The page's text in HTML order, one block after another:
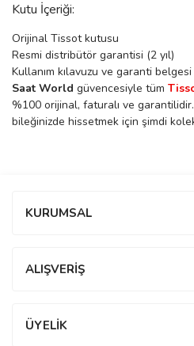
Kutu İçeriği:
Orijinal Tissot kutusu
Resmi distribütör garantisi (2 yıl)
Kullanım kılavuzu ve garanti belgesi
Saat World güvencesiyle tüm
%100 orijinal, faturalı ve garantilidir.
bileğinizde hissetmek için şimdi
KURUMSAL
ALIŞVERİŞ
ÜYELİK